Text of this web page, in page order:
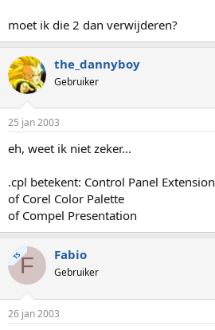
moet ik die 2 dan verwijderen?
the_dannyboy
Gebruiker
25 jan 2003
eh, weet ik niet zeker...
.cpl betekent: Control Panel Extension
of Corel Color Palette
of Compel Presentation
TSF Fabio
Gebruiker
26 jan 2003